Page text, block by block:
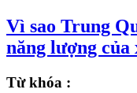
Vì sao Trung
năng lượng của
Từ khóa :